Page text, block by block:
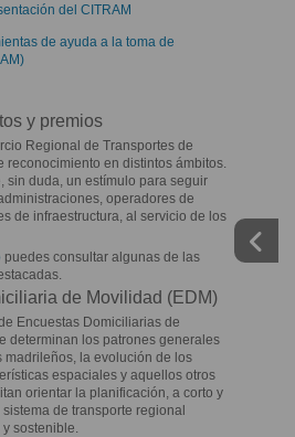
del CITRAM
de ayuda a la toma de
y premios
Regional de Transportes de
reconocimiento en distintos ámbitos.
sin duda, un estímulo para seguir
operadores de
de infraestructura, al servicio de los
puedes consultar algunas de las
de Movilidad (EDM)
Encuestas Domiciliarias de
determinan los patrones generales
madrileños, la evolución de los
espaciales y aquellos otros
orientar la planificación, a corto y
de transporte regional
sostenible.